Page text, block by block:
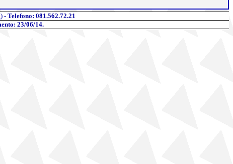
) - Telefono: 081.562.72.21
23/06/14.